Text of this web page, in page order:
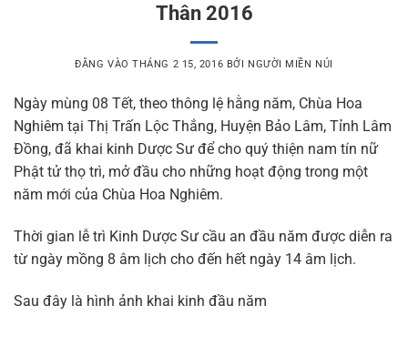
Thân 2016
ĐĂNG VÀOTHÁNG 2 15, 2016 BỞI NGƯỜI MIỀN NÚI
Ngày mùng 08 Tết, theo thông lệ hằng năm, Chùa Hoa
Nghiêm tại Thị Trấn Lộc Thắng, Huyện Bảo Lâm, Tỉnh Lâm
Đồng, đã khai kinh Dược Sư để cho quý thiện nam tín nữ
Phật tử thọ trì, mở đầu cho những hoạt động trong một
năm mới của Chùa Hoa Nghiêm.
Thời gian lễ trì Kinh Dược Sư cầu an đầu năm được diễn ra
từ ngày mồng 8 âm lịch cho đến hết ngày 14 âm lịch.
Sau đây là hình ảnh khai kinh đầu năm